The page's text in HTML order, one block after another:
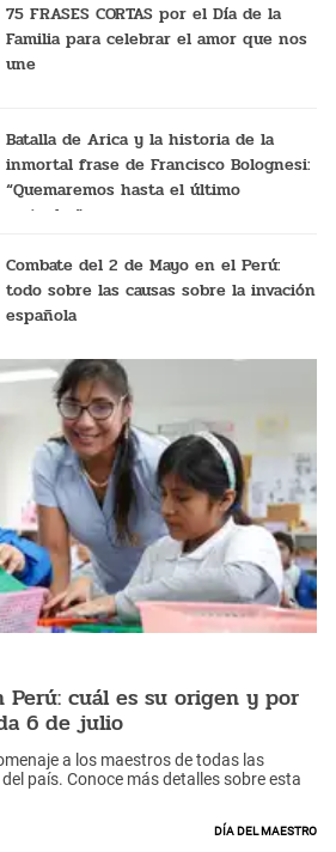
75 FRASES CORTAS por el Día de la
Familia para celebrar el amor que nos
une
Batalla de Arica y la historia de la
inmortal frase de Francisco Bolognesi:
“Quemaremos hasta el último
cartucho”
Combate del 2 de Mayo en el Perú:
todo sobre las causas sobre la invación
española
Perú: cuál es su origen y por
6 de julio
a los maestros de todas las
país. Conoce más detalles sobre esta
Día del maestro